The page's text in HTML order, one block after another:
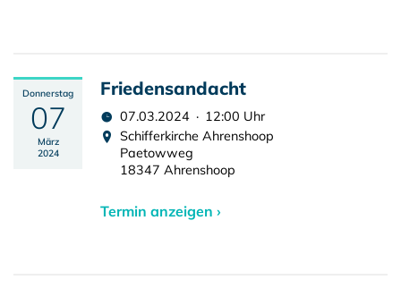
Donnerstag
07
März
2024
Friedensandacht
07.03.2024 · 12:00 Uhr
Schifferkirche Ahrenshoop
Paetowweg
18347 Ahrenshoop
Termin anzeigen ›